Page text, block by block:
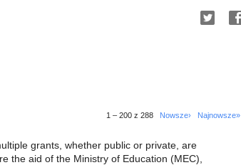
1 – 200 z 288 Nowsze› Najnowsze»
grants, whether public or private, are
the aid of the Ministry of Education (MEC),